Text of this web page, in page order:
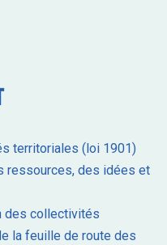
territoriales (loi 1901)
ressources, des idées et
des collectivités
la feuille de route des